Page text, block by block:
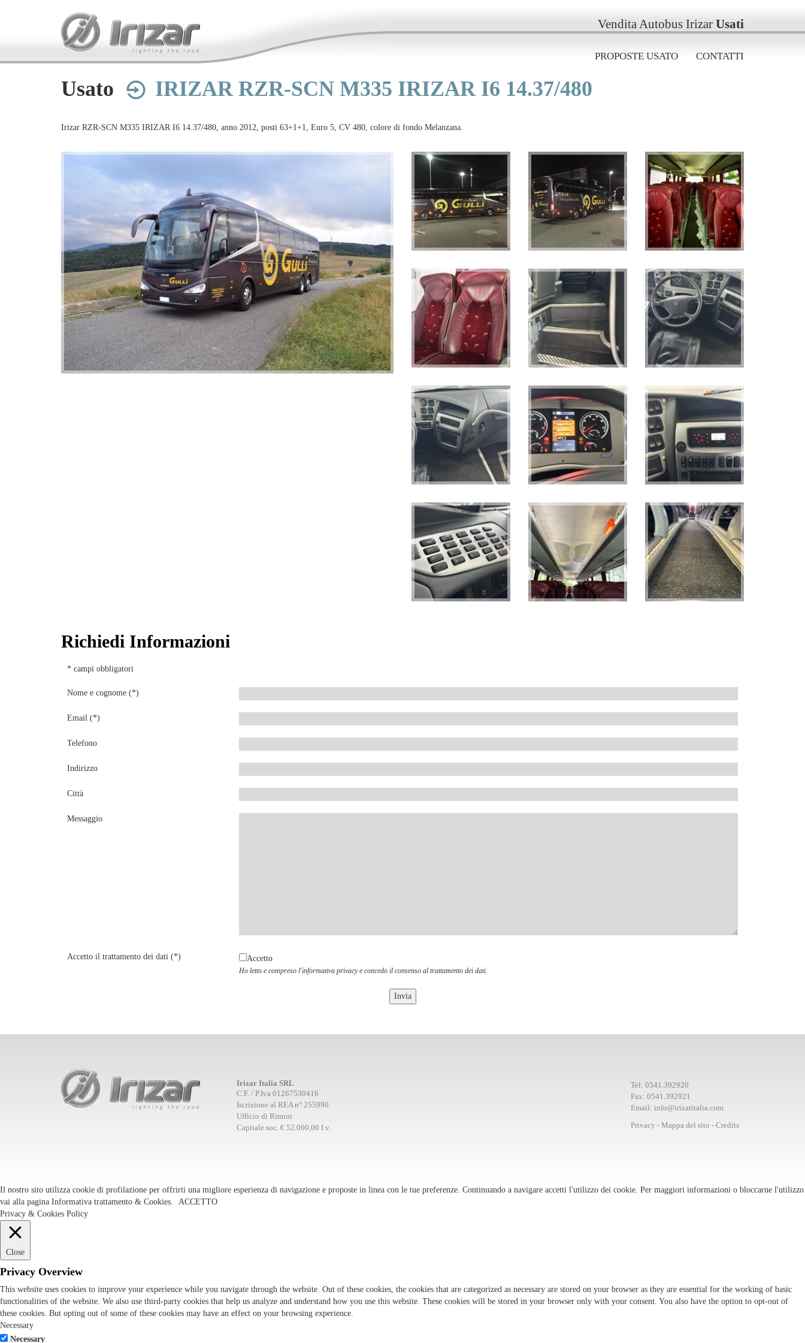
Vendita Autobus Irizar Usati
PROPOSTE USATO CONTATTI
Usato IRIZAR RZR-SCN M335 IRIZAR I6 14.37/480
Irizar RZR-SCN M335 IRIZAR I6 14.37/480, anno 2012, posti 63+1+1, Euro 5, CV 480, colore di fondo Melanzana.
Richiedi Informazioni
* campi obbligatori
Nome e cognome (*)
Email (*)
Telefono
Indirizzo
Città
Messaggio
Accetto il trattamento dei dati (*) Accetto
Ho letto e compreso l'informativa privacy e concedo il consenso al trattamento dei dati.
Irizar Italia SRL
C.F. / P.Iva 01267530416
Iscrizione al REA n° 255990
Ufficio di Rimini
Capitale soc. € 52.000,00 I.v.
Tel: 0541.392920
Fax: 0541.392921
Email: info@irizaritalia.com
Privacy - Mappa del sito - Credits
Il nostro sito utilizza cookie di profilazione per offrirti una migliore esperienza di navigazione e proposte in linea con le tue preferenze. Continuando a navigare accetti l'utilizzo dei cookie. Per maggiori informazioni o bloccarne l'utilizzo
vai alla pagina Informativa trattamento & Cookies.
ACCETTO
Privacy & Cookies Policy
Close
Privacy Overview
This website uses cookies to improve your experience while you navigate through the website. Out of these cookies, the cookies that are categorized as necessary are stored on your browser as they are essential for the working of basic
functionalities of the website. We also use third-party cookies that help us analyze and understand how you use this website. These cookies will be stored in your browser only with your consent. You also have the option to opt-out of
these cookies. But opting out of some of these cookies may have an effect on your browsing experience.
Necessary
Necessary